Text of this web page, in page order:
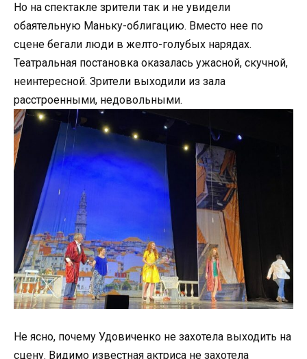
Но на спектакле зрители так и не увидели
обаятельную Маньку-облигацию. Вместо нее по
сцене бегали люди в желто-голубых нарядах.
Театральная постановка оказалась ужасной, скучной,
неинтересной. Зрители выходили из зала
расстроенными, недовольными.
Не ясно, почему Удовиченко не захотела выходить на
сцену. Видимо известная актриса не захотела